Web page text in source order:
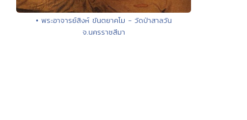
• พระอาจารย์สิงห์ ขันตยาคโม - วัดป่าสาลวัน
จ.นครราชสีมา